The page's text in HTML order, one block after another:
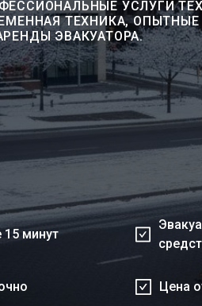
УСЛУГИ
ТЕХНИКА,
ЭВАКУАТОРА.
минут
Цена